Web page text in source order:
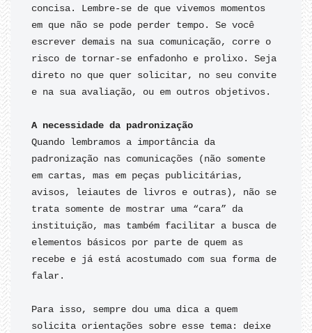
concisa. Lembre-se de que vivemos momentos
em que não se pode perder tempo. Se você
escrever demais na sua comunicação, corre o
risco de tornar-se enfadonho e prolixo. Seja
direto no que quer solicitar, no seu convite
e na sua avaliação, ou em outros objetivos.
Quando lembramos a importância da
padronização nas comunicações (não somente
em cartas, mas em peças publicitárias,
avisos, leiautes de livros e outras), não se
trata somente de mostrar uma “cara” da
instituição, mas também facilitar a busca de
elementos básicos por parte de quem as
recebe e já está acostumado com sua forma de
falar.
Para isso, sempre dou uma dica a quem
solicita orientações sobre esse tema: deixe